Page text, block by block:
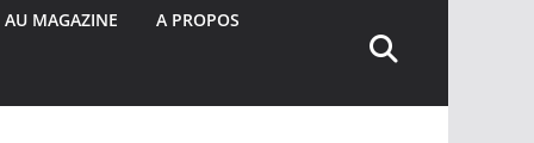
AU MAGAZINE A PROPOS